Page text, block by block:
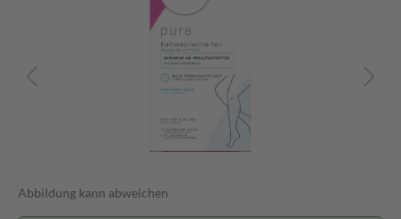
Abbildung kann abweichen